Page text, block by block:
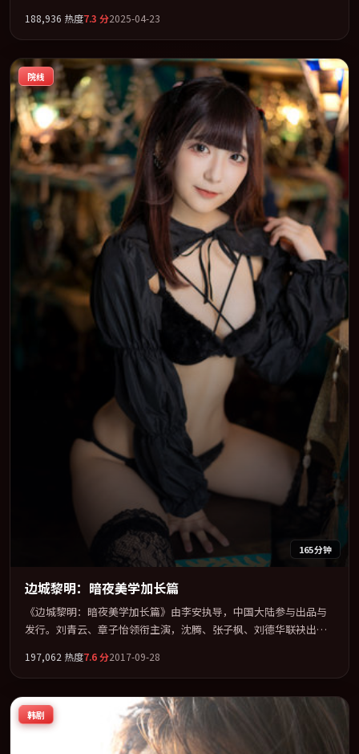
骨架，在叙事、表演与视听上力求统一。定于 2025-08-05 在内地院
线及主流平台同步亮相，2025 年度话题片中口碑稳健，适合喜欢强
情节与人物弧光的观众完整观看。
188,936 热度7.3 分2025-04-23
院线
165分钟
边城黎明：暗夜美学加长篇
《边城黎明：暗夜美学加长篇》由李安执导，中国大陆参与出品与
发行。刘青云、章子怡领衔主演，沈腾、张子枫、刘德华联袂出
型为骨架，在叙事、表演与视听上力求统一。定于 2017-11-04 在内
地院线及主流平台同步亮相，2017 年度话题片中口碑稳健，适合喜
欢强情节与人物弧光的观众完整观看。
197,062 热度7.6分2017-09-28
韩剧